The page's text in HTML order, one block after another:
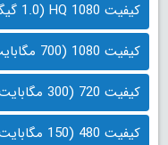
کیفیت 1080 HQ (1.0 گیگابایت)
کیفیت 1080 (700 مگابایت)
کیفیت 720 (300 مگابایت)
کیفیت 480 (150 مگابایت)